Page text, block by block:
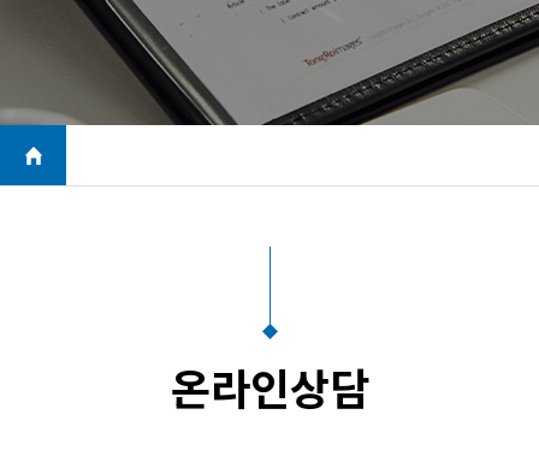
온라인상담